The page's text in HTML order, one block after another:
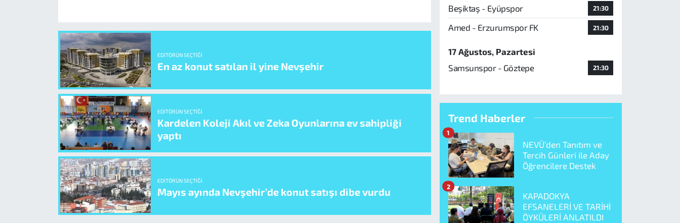
EDITÖRÜN SEÇTIĞI
En az konut satılan il yine Nevşehir
EDITÖRÜN SEÇTIĞI
Kardelen Koleji Akıl ve Zeka Oyunlarına ev sahipliği
yaptı
EDITÖRÜN SEÇTIĞI
Mayıs ayında Nevşehir’de konut satışı dibe vurdu
Beşiktaş - Eyüpspor 21:30
Amed - Erzurumspor FK 21:30
17 Ağustos, Pazartesi
Samsunspor - Göztepe
21:30
Trend Haberler
NEVÜ’den Tanıtım ve
Tercih Günleri ile Aday
Öğrencilere Destek
1
KAPADOKYA
EFSANELERİ VE TARİHİ
ÖYKÜLERİ ANLATILDI
2